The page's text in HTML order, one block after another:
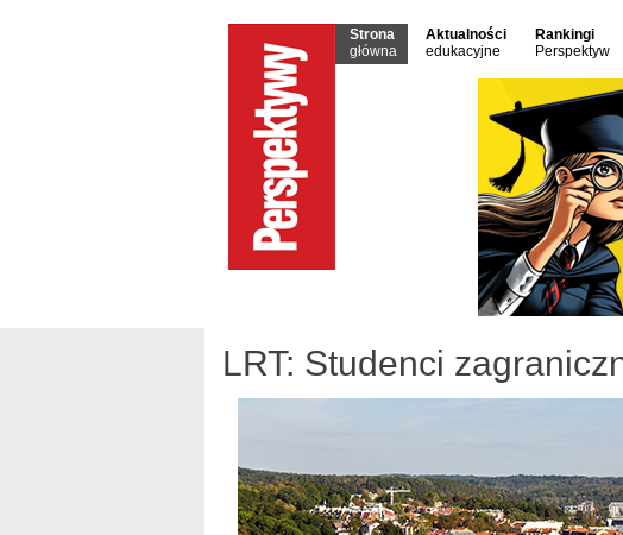
Strona
główna
Aktualności
edukacyjne
Rankingi
Perspektyw
LRT: Studenci